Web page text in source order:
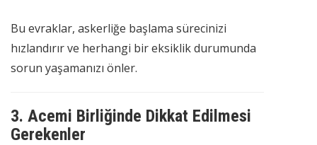
Bu evraklar, askerliğe başlama sürecinizi
hızlandırır ve herhangi bir eksiklik durumunda
sorun yaşamanızı önler.
3. Acemi Birliğinde Dikkat Edilmesi
Gerekenler